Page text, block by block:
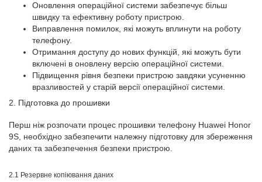
Оновлення операційної системи забезпечує більш
швидку та ефективну роботу пристрою.
Виправлення помилок, які можуть вплинути на роботу
телефону.
Отримання доступу до нових функцій, які можуть бути
включені в оновлену версію операційної системи.
Підвищення рівня безпеки пристрою завдяки усуненню
вразливостей у старій версії операційної системи.
2. Підготовка до прошивки
Перш ніж розпочати процес прошивки телефону Huawei Honor
9S, необхідно забезпечити належну підготовку для збереження
даних та забезпечення безпеки пристрою.
2.1 Резервне копіювання даних